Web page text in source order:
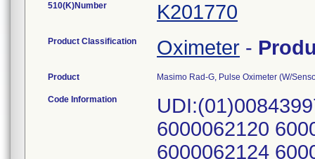
510(K)Number K201770
Product Classification Oximeter -
Product Masimo Rad-G, Pulse Oximeter (W/
Code Information UDI:(01)00843997013284/ Serial Numbers: 6000062119 6000062120 6000062121 6000062122 6000062123 6000062124 6000062125 6000062126 6000062127 6000062128 6000062129 6000062130 6000062131 6000062132 6000062133 6000062134 6000062135 6000062136 6000062137 6000062138 6000062139 6000062140 6000062141 6000062142 6000062143 6000062144 6000062145 6000062146 6000062147 6000062148 6000062149 6000062150 6000062151 6000062152 6000062153 6000062154 6000062155 6000062156 6000062157 6000062158 6000062159 6000062160 6000062161 6000062162 6000062163 6000062164 6000062165 6000062166 6000062167 6000062168 6000062169 6000062170 6000062171 6000062172 6000062173 6000062174 6000062175 6000062176 6000062177 6000062178 6000062179 6000062180 6000062181 6000062182 6000062183 6000062184 6000062185 6000062186 6000062187 6000062188 6000062189 6000062190 6000062191 6000062192 6000062194 6000062195 6000062196 6000062197 6000062198 6000062199 6000062200 6000062201 6000062202 6000062203 6000062204 6000062205 6000062206 6000062207 6000062208 6000062209 6000062210 6000062211 6000062212 6000062213 6000062214 6000062215 6000062216 6000062217 6000062218 6000062219 6000062220 6000062221 6000062222 6000062223 6000062224 6000062225 6000062226 6000062227 6000062228 6000062229 6000062230 6000062231 6000062232 6000062233 6000062234 6000062235 6000062236 6000062237 6000062238 6000062239 6000062240 6000062241 6000062242 6000062243 6000062244 6000062245 6000062246 6000062247 6000062248 6000062249 6000062250 6000062251 6000062252 6000062253 6000062254 6000062255 6000062256 6000062257 6000062258 6000062259 6000062260 6000062261 6000062262 6000062263 6000062264 6000062265 6000062266 6000062267 6000062268 6000062269 6000062270 6000062271 6000062272 6000062273 6000062274 6000062275 6000062276 6000062277 6000062278 6000062279 6000062280 6000062281 6000062282 6000062283 6000062284 6000062285 6000062286 6000062287 6000062288 6000062289 6000062291 6000062292 6000062293 6000062294 6000062295 6000062296 6000062297 6000062298 6000062299 6000062300 6000062301 6000062302 6000062303 6000062304 6000062305 6000062306 6000062307 6000062308 6000062309 6000062310 6000062311 6000062312 6000062313 6000062314 6000062315 6000062316 6000062317 6000062318 6000062319 6000062320 6000062321 6000062322 6000062323 6000062324 6000062325 6000062326 6000062327 6000062328 6000062329 6000062330 6000062331 6000062332 6000062333 6000062334 6000062335 6000062336 6000062337 6000062338 6000062339 6000062340 6000062341 6000062342 6000062343 6000062344 6000062345 6000062346 6000062347 6000062348 6000062349 6000062350 6000062351 6000062352 6000062353 6000062354 6000062355 6000062356 6000062357 6000062358 6000062359 6000062360 6000062361 6000062362 6000062363 6000062364 6000062365 6000062366 6000062367 6000062368 6000062369 6000062370 6000062371 6000062372 6000062373 6000062374 6000062375 6000062376 6000062377 6000062378 6000062379 6000062380 6000062381 6000062382 6000062383 6000062384